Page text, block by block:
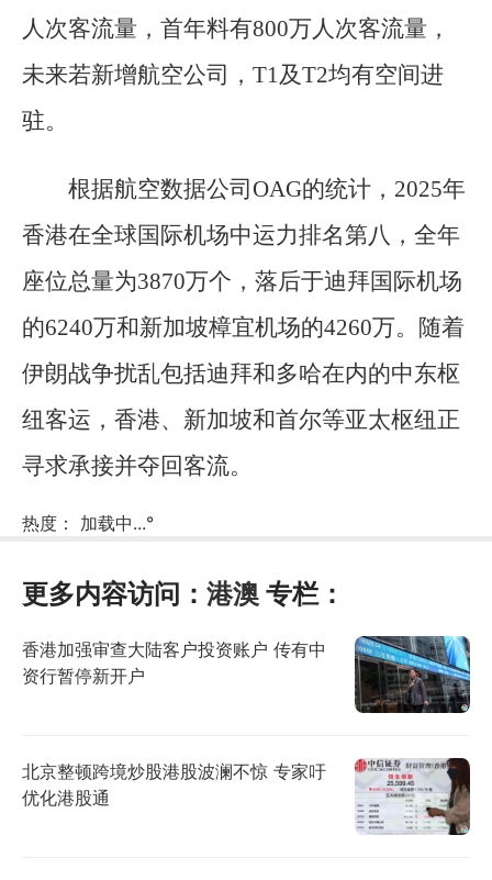
人次客流量，首年料有800万人次客流量，
未来若新增航空公司，T1及T2均有空间进
驻。
根据航空数据公司OAG的统计，2025年
香港在全球国际机场中运力排名第八，全年
座位总量为3870万个，落后于迪拜国际机场
的6240万和新加坡樟宜机场的4260万。随着
伊朗战争扰乱包括迪拜和多哈在内的中东枢
纽客运，香港、新加坡和首尔等亚太枢纽正
寻求承接并夺回客流。
热度： 加载中...°
更多内容访问： 港澳 专栏：
香港加强审查大陆客户投资账户 传有中
资行暂停新开户
北京整顿跨境炒股港股波澜不惊 专家吁
优化港股通